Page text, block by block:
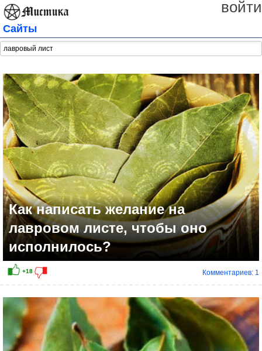
войти
Сайты
Как написать желание на
лавровом листе, чтобы оно
исполнилось?
Комментариев: 1